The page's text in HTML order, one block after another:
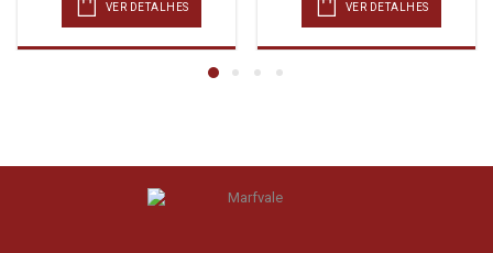
VER DETALHES VER DETALHES